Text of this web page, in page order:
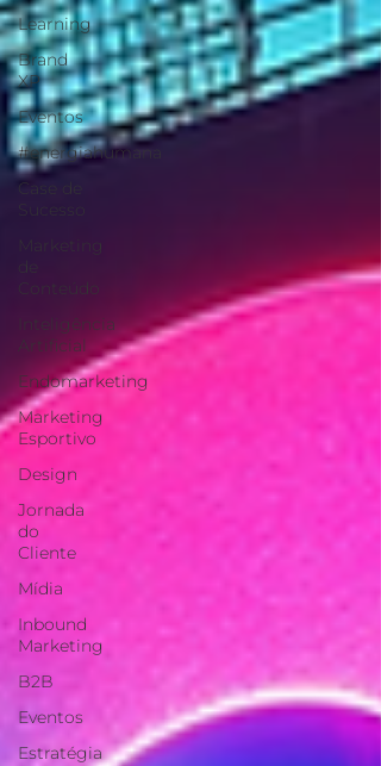
Learning
Brand
XP
Eventos
#energiahumana
Case de
Sucesso
Marketing
de
Conteúdo
Inteligência
Artificial
Endomarketing
Marketing
Esportivo
Design
Jornada
do
Cliente
Mídia
Inbound
Marketing
B2B
Eventos
Estratégia